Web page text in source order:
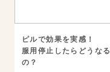
ピルで効果を実感！
服用停止したらどうなる
の？